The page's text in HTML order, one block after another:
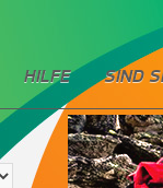
HILFE SIND